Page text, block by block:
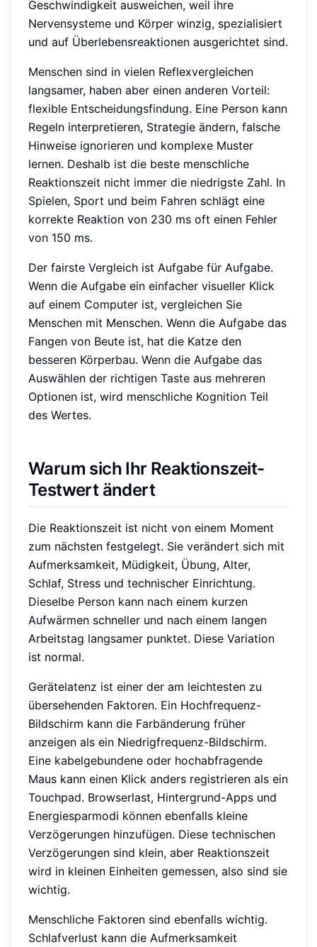
Geschwindigkeit ausweichen, weil ihre
Nervensysteme und Körper winzig, spezialisiert
und auf Überlebensreaktionen ausgerichtet sind.
Menschen sind in vielen Reflexvergleichen
langsamer, haben aber einen anderen Vorteil:
flexible Entscheidungsfindung. Eine Person kann
Regeln interpretieren, Strategie ändern, falsche
Hinweise ignorieren und komplexe Muster
lernen. Deshalb ist die beste menschliche
Reaktionszeit nicht immer die niedrigste Zahl. In
Spielen, Sport und beim Fahren schlägt eine
korrekte Reaktion von 230 ms oft einen Fehler
von 150 ms.
Der fairste Vergleich ist Aufgabe für Aufgabe.
Wenn die Aufgabe ein einfacher visueller Klick
auf einem Computer ist, vergleichen Sie
Menschen mit Menschen. Wenn die Aufgabe das
Fangen von Beute ist, hat die Katze den
besseren Körperbau. Wenn die Aufgabe das
Auswählen der richtigen Taste aus mehreren
Optionen ist, wird menschliche Kognition Teil
des Wertes.
Warum sich Ihr Reaktionszeit-
Testwert ändert
Die Reaktionszeit ist nicht von einem Moment
zum nächsten festgelegt. Sie verändert sich mit
Aufmerksamkeit, Müdigkeit, Übung, Alter,
Schlaf, Stress und technischer Einrichtung.
Dieselbe Person kann nach einem kurzen
Aufwärmen schneller und nach einem langen
Arbeitstag langsamer punktet. Diese Variation
ist normal.
Gerätelatenz ist einer der am leichtesten zu
übersehenden Faktoren. Ein Hochfrequenz-
Bildschirm kann die Farbänderung früher
anzeigen als ein Niedrigfrequenz-Bildschirm.
Eine kabelgebundene oder hochabfragende
Maus kann einen Klick anders registrieren als ein
Touchpad. Browserlast, Hintergrund-Apps und
Energiesparmodi können ebenfalls kleine
Verzögerungen hinzufügen. Diese technischen
Verzögerungen sind klein, aber Reaktionszeit
wird in kleinen Einheiten gemessen, also sind sie
wichtig.
Menschliche Faktoren sind ebenfalls wichtig.
Schlafverlust kann die Aufmerksamkeit